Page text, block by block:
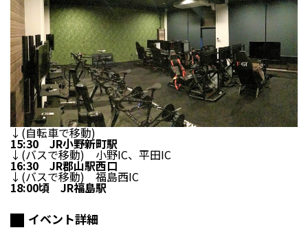
↓(自転車で移動)
15:30 JR小野新町駅
↓(バスで移動) 小野IC、平田IC
16:30 JR郡山駅西口
↓(バスで移動) 福島西IC
18:00頃 JR福島駅
イベント詳細